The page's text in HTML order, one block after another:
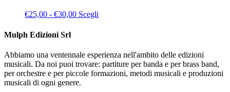
del
€45,00opzioni
nella
pagina
del
€25,00 - €30,00Fascia
€25,00
a
€30,00
Scegli
varianti.
Le
opzioni
possono
Mulph Edizioni Srl
Abbiamo una ventennale esperienza nell'ambito delle edizioni
musicali. Da noi puoi trovare: partiture per banda e per brass band,
per orchestre e per piccole formazioni, metodi musicali e produzioni
musicali di ogni genere.